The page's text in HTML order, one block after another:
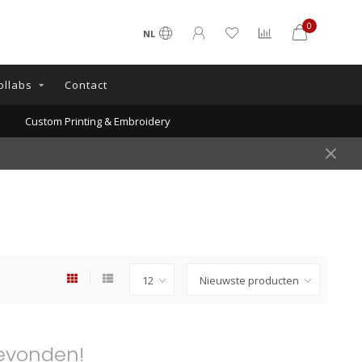
NL
0
Contact
Custom Printing & Embroidery